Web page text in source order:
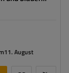
11. August